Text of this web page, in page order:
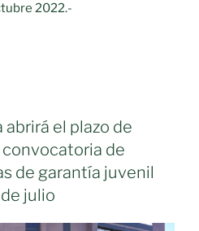
2022.-
el plazo de
de
de garantía juvenil
julio